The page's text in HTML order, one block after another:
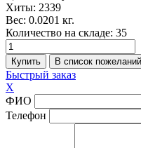
Хиты: 2339
Вес: 0.0201 кг.
Количество на складе: 35
Быстрый заказ
X
ФИО
Телефон